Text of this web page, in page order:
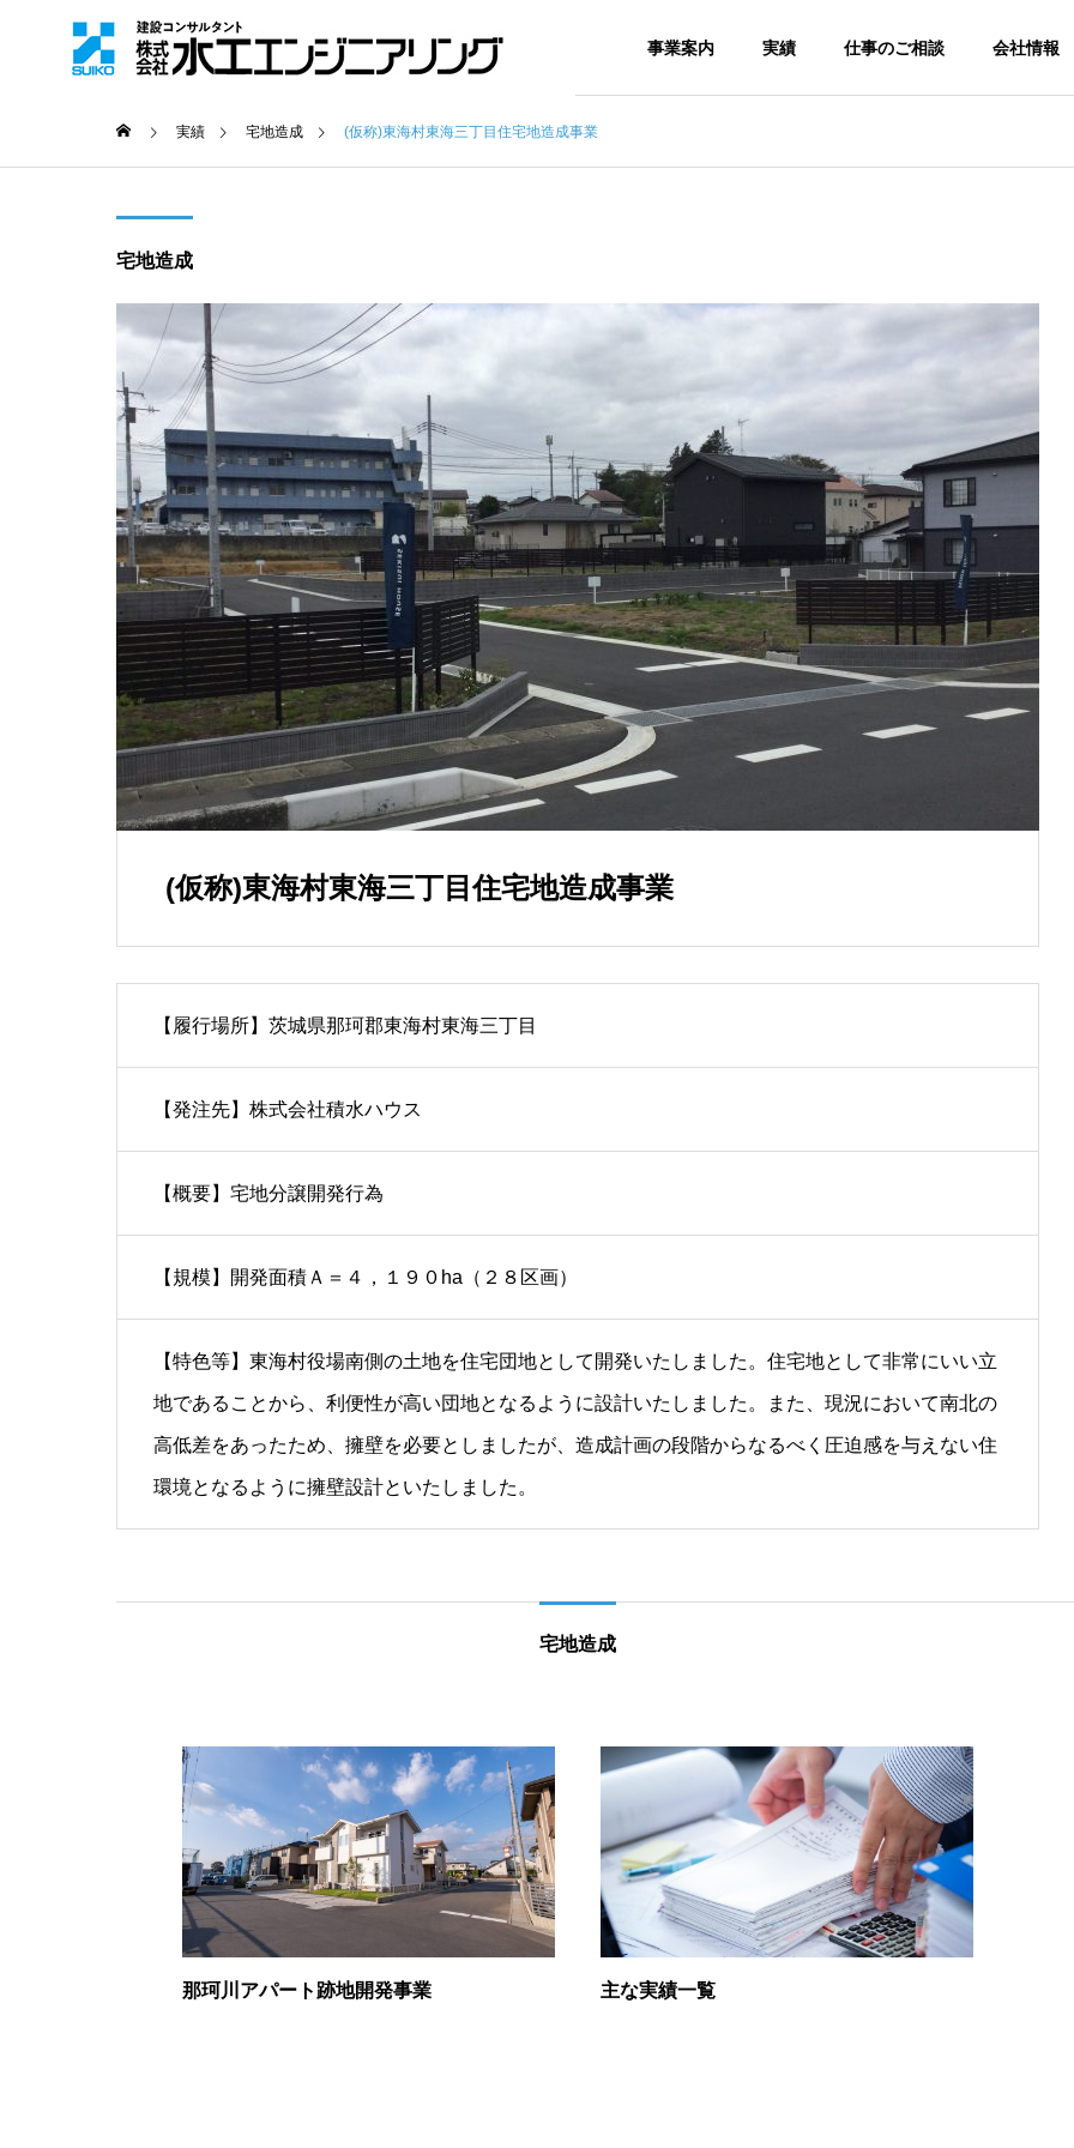
事業案内 実績 仕事のご相談 会社情報
実績 宅地造成 (仮称)東海村東海三丁目住宅地造成事業
宅地造成
(仮称)東海村東海三丁目住宅地造成事業
【履行場所】茨城県那珂郡東海村東海三丁目
【発注先】株式会社積水ハウス
【概要】宅地分譲開発行為
【規模】開発面積Ａ＝４，１９０ha（２８区画）
【特色等】東海村役場南側の土地を住宅団地として開発いたしました。住宅地として非常にいい立
地であることから、利便性が高い団地となるように設計いたしました。また、現況において南北の
高低差をあったため、擁壁を必要としましたが、 造成計画の段階からなるべく圧迫感を与えない住
環境となるように擁壁設計といたしました。
宅地造成
那珂川アパート跡地開発事業 主な実績一覧